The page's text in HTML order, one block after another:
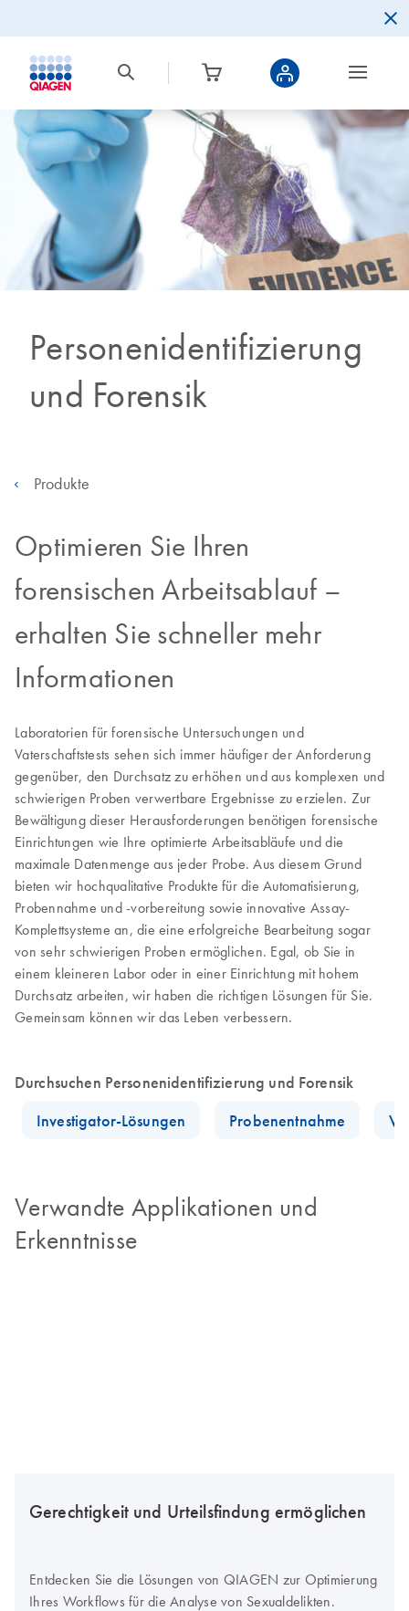
Personenidentifizierung
und Forensik
Produkte
Optimieren Sie Ihren
forensischen Arbeitsablauf –
erhalten Sie schneller mehr
Informationen
Laboratorien für forensische Untersuchungen und
Vaterschaftstests sehen sich immer häufiger der Anforderung
gegenüber, den Durchsatz zu erhöhen und aus komplexen und
schwierigen Proben verwertbare Ergebnisse zu erzielen. Zur
Bewältigung dieser Herausforderungen benötigen forensische
Einrichtungen wie Ihre optimierte Arbeitsabläufe und die
maximale Datenmenge aus jeder Probe. Aus diesem Grund
bieten wir hochqualitative Produkte für die Automatisierung,
Probennahme und -vorbereitung sowie innovative Assay-
Komplettsysteme an, die eine erfolgreiche Bearbeitung sogar
von sehr schwierigen Proben ermöglichen. Egal, ob Sie in
einem kleineren Labor oder in einer Einrichtung mit hohem
Durchsatz arbeiten, wir haben die richtigen Lösungen für Sie.
Gemeinsam können wir das Leben verbessern.
Durchsuchen Personenidentifizierung und Forensik
Investigator-Lösungen
Probenentnahme
Verwandte Applikationen und
Erkenntnisse
Gerechtigkeit und Urteilsfindung ermöglichen
Entdecken Sie die Lösungen von QIAGEN zur Optimierung
Ihres Workflows für die Analyse von Sexualdelikten.